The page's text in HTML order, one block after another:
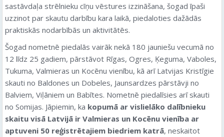
sastāvdaļa strēlnieku cīņu vēstures izzināšana, šogad īpaši
uzzinot par skautu darbību kara laikā, piedaloties dažādās
praktiskās nodarbībās un aktivitātēs.
Šogad nometnē piedalās vairāk nekā 180 jauniešu vecumā no
12 līdz 25 gadiem, pārstāvot Rīgas, Ogres, Ķeguma, Vaboles,
Tukuma, Valmieras un Kocēnu vienību, kā arī Latvijas Kristīgie
skauti no Baldones un Dobeles, Jaunsardzes pārstāvji no
Balviem, Viļāniem un Babītes. Nometnē piedalīsies arī skauti
no Somijas. Jāpiemin, ka kopumā ar vislielāko dalībnieku
skaitu visā Latvijā ir Valmieras un Kocēnu vienība ar
aptuveni 50 reģistrētajiem biedriem katrā, neskaitot